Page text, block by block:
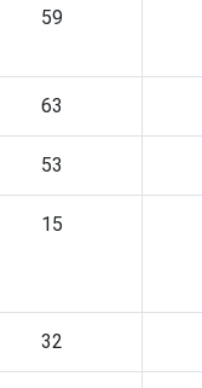
59
63
53
15
32